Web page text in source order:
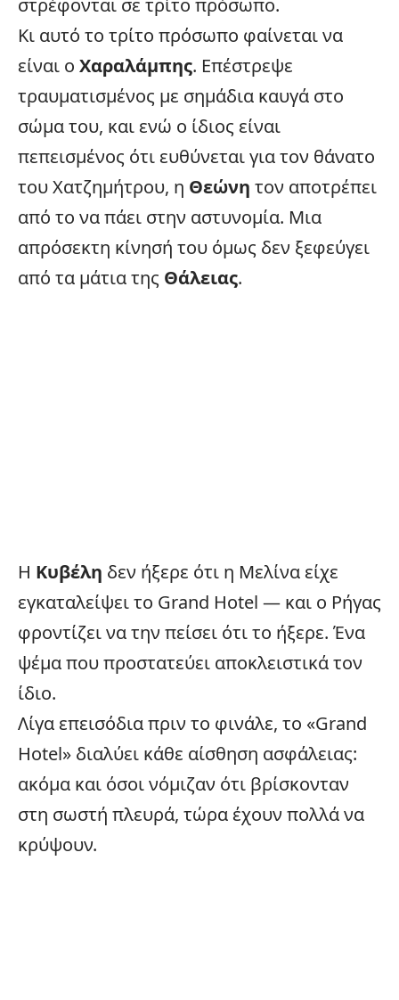
στρέφονται σε τρίτο πρόσωπο.
Κι αυτό το τρίτο πρόσωπο φαίνεται να
είναι ο Χαραλάμπης. Επέστρεψε
τραυματισμένος με σημάδια καυγά στο
σώμα του, και ενώ ο ίδιος είναι
πεπεισμένος ότι ευθύνεται για τον θάνατο
του Χατζημήτρου, η Θεώνη τον αποτρέπει
από το να πάει στην αστυνομία. Μια
απρόσεκτη κίνησή του όμως δεν ξεφεύγει
από τα μάτια της Θάλειας.
Η Κυβέλη δεν ήξερε ότι η Μελίνα είχε
εγκαταλείψει το Grand Hotel — και ο Ρήγας
φροντίζει να την πείσει ότι το ήξερε. Ένα
ψέμα που προστατεύει αποκλειστικά τον
ίδιο.
Λίγα επεισόδια πριν το φινάλε, το «Grand
Hotel» διαλύει κάθε αίσθηση ασφάλειας:
ακόμα και όσοι νόμιζαν ότι βρίσκονταν
στη σωστή πλευρά, τώρα έχουν πολλά να
κρύψουν.